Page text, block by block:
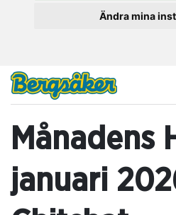
Ändra mina
Månadens
januari